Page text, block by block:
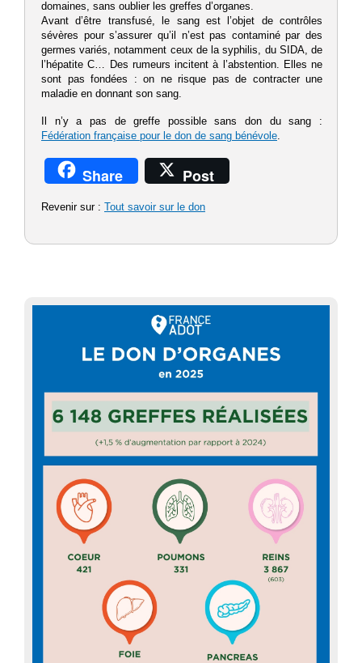
domaines, sans oublier les greffes d’organes.
Avant d’être transfusé, le sang est l’objet de contrôles
sévères pour s’assurer qu’il n’est pas contaminé par des
germes variés, notamment ceux de la syphilis, du SIDA, de
l’hépatite C… Des rumeurs incitent à l’abstention. Elles ne
sont pas fondées : on ne risque pas de contracter une
maladie en donnant son sang.
Il n’y a pas de greffe possible sans don du sang :
Fédération française pour le don de sang bénévole.
Share Post
Revenir sur : Tout savoir sur le don